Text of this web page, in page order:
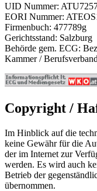
UID Nummer:
EORI Nummer:
Firmenbuch: 477789g
Gerichtsstand: Salzburg
Behörde gem. ECG:
Kammer /
Copyright /
Im Hinblick auf die
keine Gewähr für die
der im Internet zur
werden. Es wird auch
Betrieb der
übernommen.